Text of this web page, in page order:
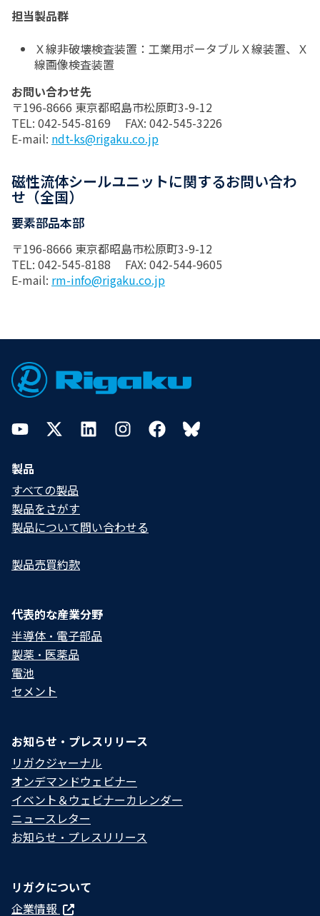
担当製品群
Ｘ線非破壊検査装置：工業用ポータブルＸ線装置、Ｘ
線画像検査装置
お問い合わせ先
〒196-8666 東京都昭島市松原町3-9-12
TEL: 042-545-8169 FAX: 042-545-3226
E-mail: ndt-ks@rigaku.co.jp
磁性流体シールユニットに関するお問い合わ
せ（全国）
要素部品本部
〒196-8666 東京都昭島市松原町3-9-12
TEL: 042-545-8188 FAX: 042-544-9605
E-mail: rm-info@rigaku.co.jp
Footer
YouTubeTwitterLinkedInInstagramFacebookBluesky
製品
すべての製品
製品をさがす
製品について問い合わせる​
製品売買約款
代表的な産業分野
半導体・電子部品
製薬・医薬品
電池
セメント
お知らせ・プレスリリース
リガクジャーナル
オンデマンドウェビナー
イベント＆ウェビナーカレンダー
ニュースレター
お知らせ・プレスリリース
リガクについて
企業情報